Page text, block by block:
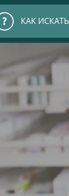
КАК ИСКАТЬ